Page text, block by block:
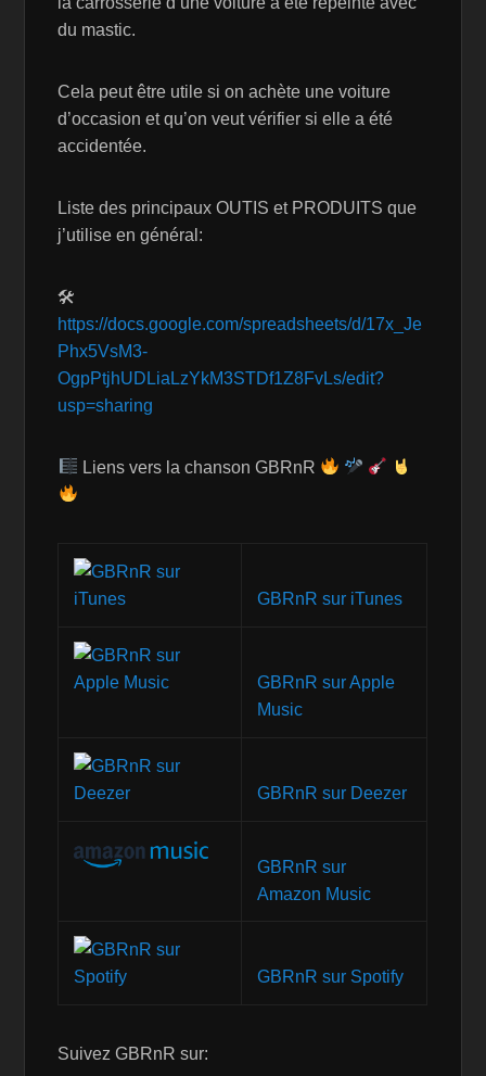
du mastic.
Cela peut être utile si on achète une voiture
d’occasion et qu’on veut vérifier si elle a été
accidentée.
Liste des principaux OUTIS et PRODUITS que
j’utilise en général:
🛠
https://docs.google.com/spreadsheets/d/17x_Je
Phx5VsM3-
OgpPtjhUDLiaLzYkM3STDf1Z8FvLs/edit?
usp=sharing
Liens vers la chanson GBRnR
GBRnR sur iTunes
GBRnR sur Apple
Music
GBRnR sur Deezer
GBRnR sur
Amazon Music
GBRnR sur Spotify
Suivez GBRnR sur: